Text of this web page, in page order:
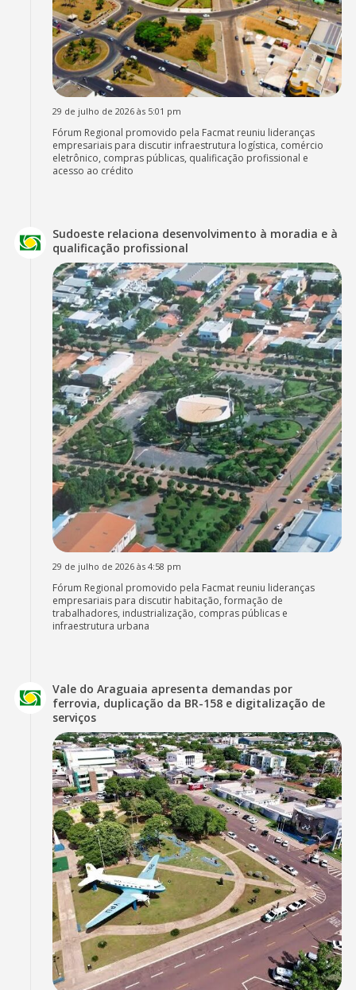
29 de julho de 2026 às 5:01 pm
Fórum Regional promovido pela Facmat reuniu lideranças
empresariais para discutir infraestrutura logística, comércio
eletrônico, compras públicas, qualificação profissional e
acesso ao crédito
Sudoeste relaciona desenvolvimento à moradia e à
qualificação profissional
29 de julho de 2026 às 4:58 pm
Fórum Regional promovido pela Facmat reuniu lideranças
empresariais para discutir habitação, formação de
trabalhadores, industrialização, compras públicas e
infraestrutura urbana
Vale do Araguaia apresenta demandas por
ferrovia, duplicação da BR-158 e digitalização de
serviços